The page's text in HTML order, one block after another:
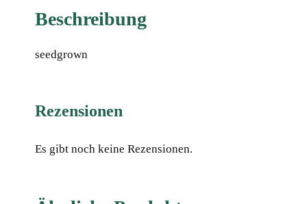
Beschreibung
seedgrown
Rezensionen
Es gibt noch keine Rezensionen.